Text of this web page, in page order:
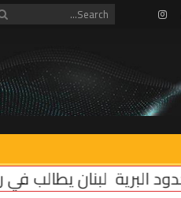
Instagram
يطالب في روما بإلزام